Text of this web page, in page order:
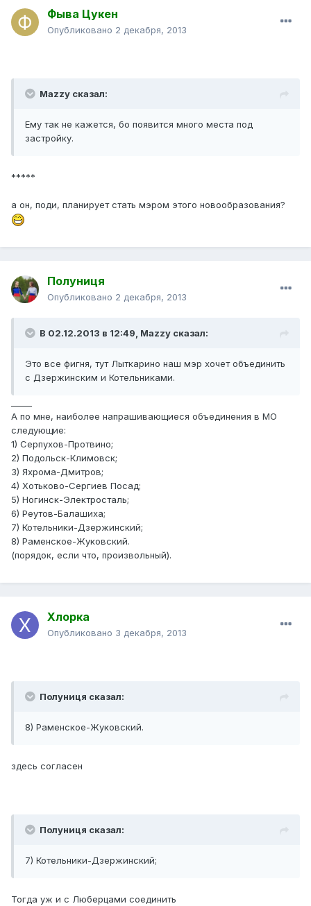
Фыва Цукен
Опубликовано 2 декабря, 2013
Mazzy сказал:
Ему так не кажется, бо появится много места под
застройку.
*****
а он, поди, планирует стать мэром этого новообразования?
Полуниця
Опубликовано 2 декабря, 2013
В 02.12.2013 в 12:49, Mazzy сказал:
Это все фигня, тут Лыткарино наш мэр хочет объединить
с Дзержинским и Котельниками.
А по мне, наиболее напрашивающиеся объединения в МО
следующие:
1) Серпухов-Протвино;
2) Подольск-Климовск;
3) Яхрома-Дмитров;
4) Хотьково-Сергиев Посад;
5) Ногинск-Электросталь;
6) Реутов-Балашиха;
7) Котельники-Дзержинский;
8) Раменское-Жуковский.
(порядок, если что, произвольный).
Хлорка
Опубликовано 3 декабря, 2013
Полуниця сказал:
8) Раменское-Жуковский.
здесь согласен
Полуниця сказал:
7) Котельники-Дзержинский;
Тогда уж и с Люберцами соединить